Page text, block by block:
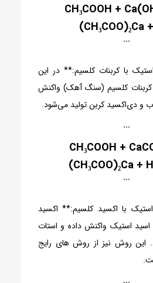
2 CH₃COOH +
(CH₃COO)₂Ca
```
با کربنات کلسیم:** در این
کربنات کلسیم (سنگ آهک) واکنش
و دی‌اکسید کربن تولید می‌شود.
```
2 CH₃COOH +
(CH₃COO)₂Ca +
```
با اکسید کلسیم:** اکسید
استیک واکنش داده و استات
این روش نیز از روش های رایج